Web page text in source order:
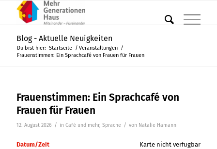
Blog - Aktuelle Neuigkeiten
Du bist hier: Startseite / Veranstaltungen /
Frauenstimmen: Ein Sprachcafé von Frauen für Frauen
Frauenstimmen: Ein Sprachcafé von
Frauen für Frauen
12. August 2026 / in Café und mehr, Sprache / von Natalie Hamann
Karte nicht verfügbar
Datum/Zeit